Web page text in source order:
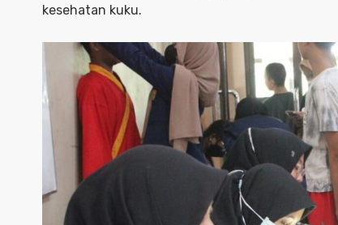
kesehatan kuku.